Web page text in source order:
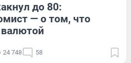
до 80:
— о том, что
валютой
24 748 58